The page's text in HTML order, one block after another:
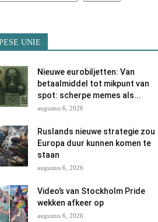
UNIE
Nieuwe eurobiljetten: Van
betaalmiddel tot mikpunt van
spot: scherpe memes als...
augustus 6, 2026
Ruslands nieuwe strategie zou
Europa duur kunnen komen te
staan
augustus 6, 2026
Video’s van Stockholm Pride
wekken afkeer op
augustus 6, 2026